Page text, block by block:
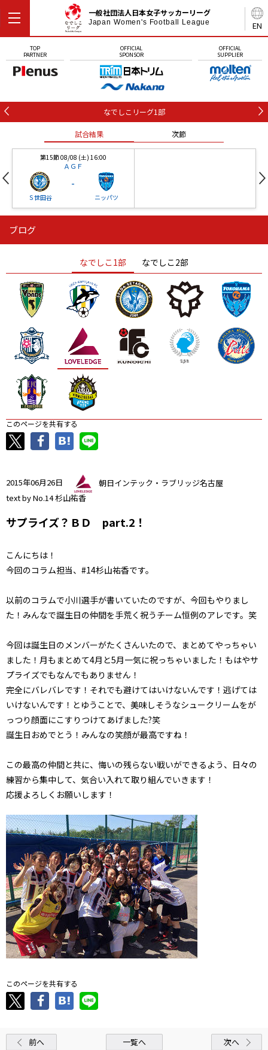
EN
一般社団法人日本女子サッカーリーグ
Japan Women's Football League
TOP
PARTNER
OFFICIAL
SPONSOR
OFFICIAL
SUPPLIER
なでしこリーグ1部
試合結果 次節
第15節 08/08 (土) 16:00
ＡＧＦ
Ｓ世田谷
-
ニッパツ
ニッパツ
ニッパツ 名古屋
石人の星
静岡 愛媛Ｌ
ブログ
なでしこ1部 なでしこ2部
このページを共有する
2015年06月26日
朝日インテック・ラブリッジ名古屋
text by No.14 杉山祐香
サプライズ？ＢＤ part.2！
こんにちは！
今回のコラム担当、#14杉山祐香です。
以前のコラムで小川選手が書いていたのですが、今回もやりまし
た！みんなで誕生日の仲間を手荒く祝うチーム恒例のアレです。笑
今回は誕生日のメンバーがたくさんいたので、まとめてやっちゃい
ました！月もまとめて4月と5月一気に祝っちゃいました！もはやサ
プライズでもなんでもありません！
完全にバレバレです！それでも避けてはいけないんです！逃げては
いけないんです！とゆうことで、美味しそうなシュークリームをが
っつり顔面にこすりつけてあげました?笑
誕生日おめでとう！みんなの笑顔が最高ですね！
この最高の仲間と共に、悔いの残らない戦いができるよう、日々の
練習から集中して、気合い入れて取り組んでいきます！
応援よろしくお願いします！
このページを共有する
前へ 一覧へ 次へ